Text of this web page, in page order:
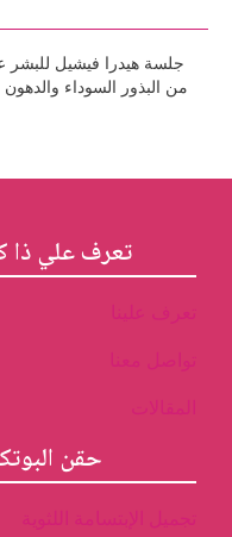
من البذور السوداء
تعرف علي ذا
حقن